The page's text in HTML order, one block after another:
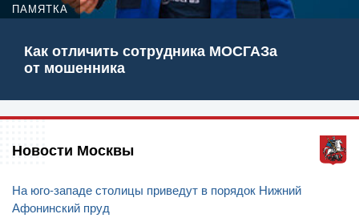
ПАМЯТКА
Как отличить сотрудника МОСГАЗа
от мошенника
Новости Москвы
На юго-западе столицы приведут в порядок Нижний
Афонинский пруд